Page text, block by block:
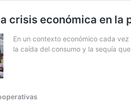
crisis económica en la
En un contexto económico cada
la caída del consumo y la sequía